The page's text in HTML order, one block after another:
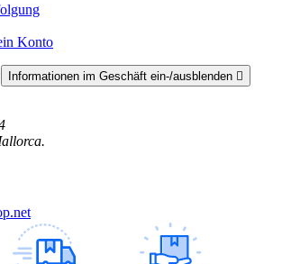
Konto
Informationen im Geschäft ein-/ausblenden 